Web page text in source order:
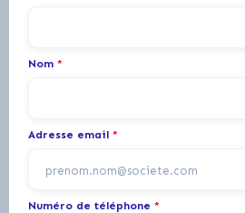
Nom *
Adresse email *
Numéro de téléphone *